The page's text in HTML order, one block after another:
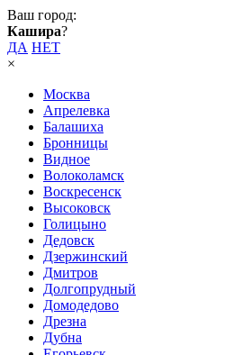
Ваш город:
Кашира?
ДА НЕТ
×
Москва
Апрелевка
Балашиха
Бронницы
Видное
Волоколамск
Воскресенск
Высоковск
Голицыно
Дедовск
Дзержинский
Дмитров
Долгопрудный
Домодедово
Дрезна
Дубна